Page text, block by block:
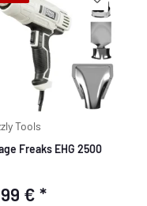
Tools
Freaks EHG 2500
€ *